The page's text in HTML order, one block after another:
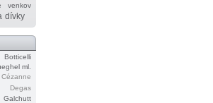
venkov
dívky
Botticelli
ml.
Cézanne
Degas
Galchutt